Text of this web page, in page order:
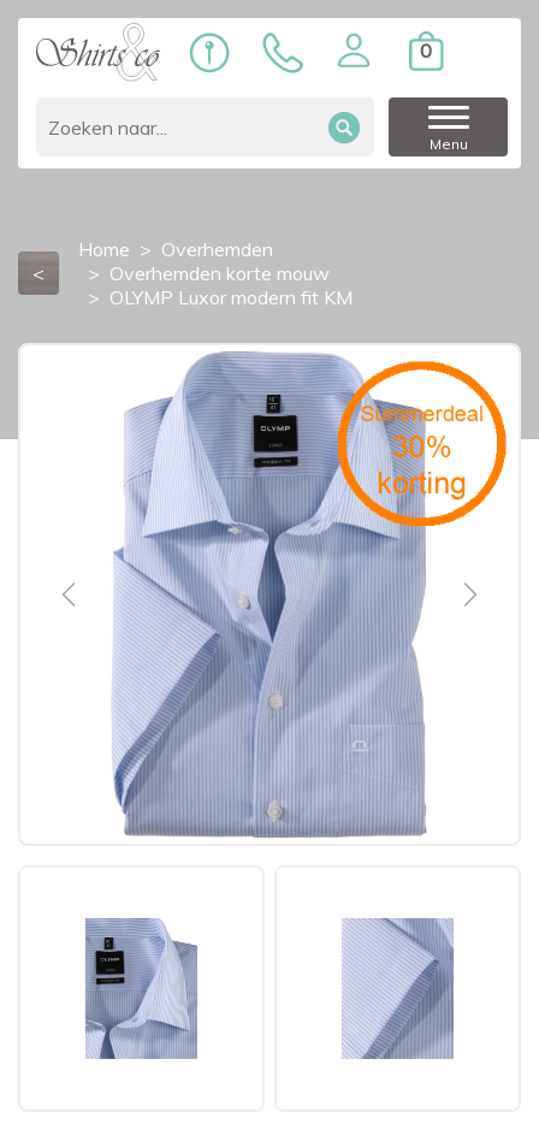
0
Menu
<
Home
Overhemden
Overhemden korte mouw
OLYMP Luxor modern fit KM
Previous Next